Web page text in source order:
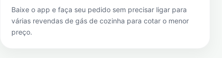
Baixe o app e faça seu pedido sem precisar ligar para
várias revendas de gás de cozinha para cotar o menor
preço.